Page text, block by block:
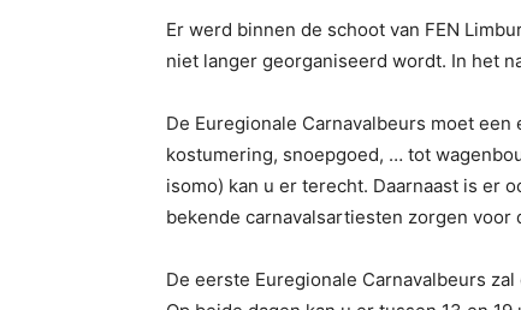
Er werd binnen de schoot van FEN
niet langer georganiseerd wordt. In het
De Euregionale Carnavalbeurs moet
kostumering, snoepgoed, … tot
isomo) kan u er terecht. Daarnaast is er
bekende carnavalsartiesten zorgen voor
De eerste Euregionale Carnavalbeurs